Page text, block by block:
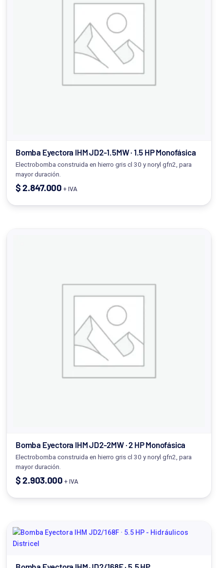
Bomba Eyectora IHM JD2-1.5MW · 1.5 HP Monofásica
Electrobomba construida en hierro gris cl 30 y noryl gfn2, para
mayor duración.
$2.847.000 + IVA
Bomba Eyectora IHM JD2-2MW · 2 HP Monofásica
Electrobomba construida en hierro gris cl 30 y noryl gfn2, para
mayor duración.
$2.903.000 + IVA